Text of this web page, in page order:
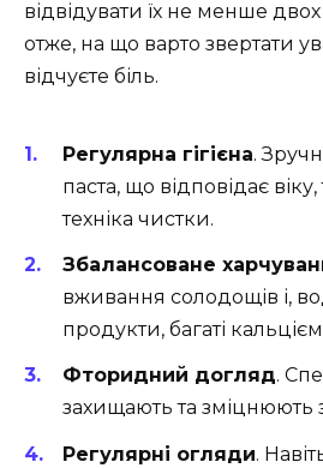
відвідувати їх не менше двох
отже, на що варто звертати
відчуєте біль.
Регулярна гігієна.
паста, що відповідає
техніка чистки.
Збалансоване
вживання солодощів і,
продукти, багаті
Фторидний догляд.
захищають та зміцнюють
Регулярні огляди.